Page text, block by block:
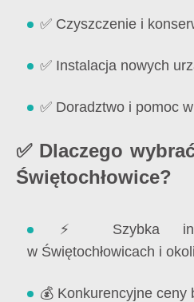
✅ Czyszczenie i
✅ Instalacja nowych
✅ Doradztwo i pomoc
✅ Dlaczego
Świętochłowice?
⚡ Szybka
w Świętochłowicach i
💰 Konkurencyjne ceny